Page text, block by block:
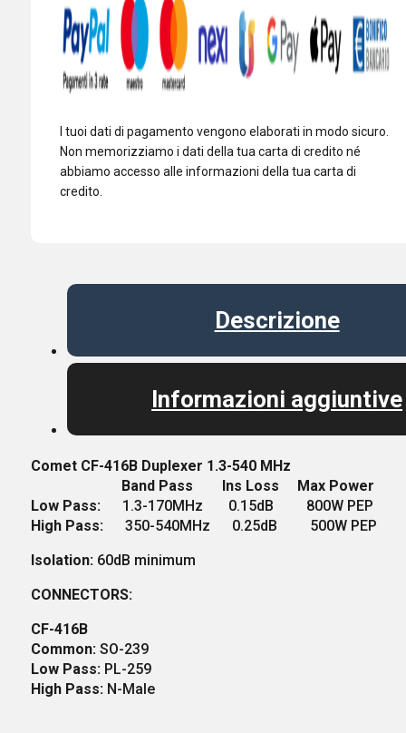
quantità
I tuoi dati di pagamento vengono elaborati in modo sicuro.
Non memorizziamo i dati della tua carta di credito né
abbiamo accesso alle informazioni della tua carta di
credito.
Descrizione
Informazioni aggiuntive
Comet CF-416B Duplexer 1.3-540 MHz
Band Pass Ins Loss Max Power
Low Pass:1.3-170MHz 0.15dB 800W PEP
High Pass:
350-540MHz 0.25dB 500W PEP
Isolation:60dB minimum
CONNECTORS:
CF-416B
Common:SO-239
Low Pass:PL-259
High Pass:N-Male